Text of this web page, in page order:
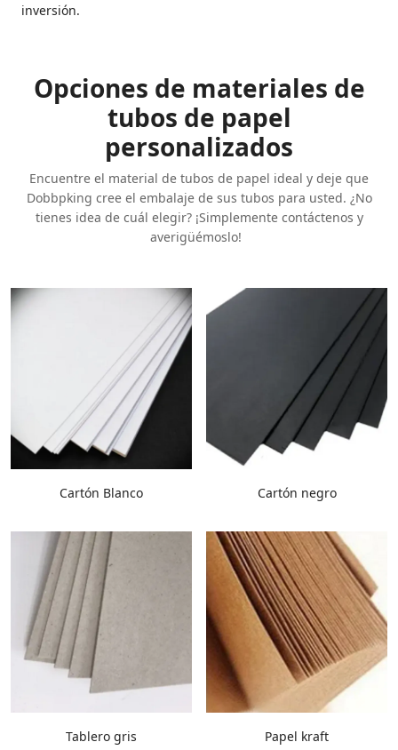
inversión.
Opciones de materiales de
tubos de papel
personalizados
Encuentre el material de tubos de papel ideal y deje que
Dobbpking cree el embalaje de sus tubos para usted. ¿No
tienes idea de cuál elegir? ¡Simplemente contáctenos y
averigüémoslo!
Cartón Blanco Cartón negro
Tablero gris Papel kraft